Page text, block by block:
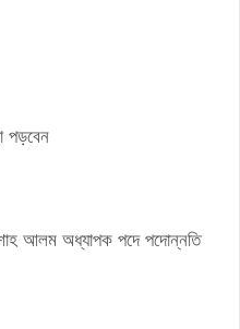
পড়বেন
শাহ আলম অধ্যাপক পদে পদোন্নতি